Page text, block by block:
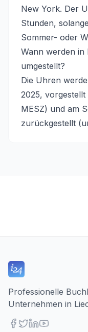
New York. Der
Stunden,
Sommer- oder
Wann werden in
umgestellt?
Die Uhren
2025,
MESZ) und am
zurückgestellt
Professionelle
Unternehmen in